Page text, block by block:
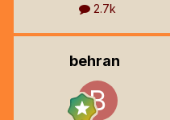
2.7k
behran